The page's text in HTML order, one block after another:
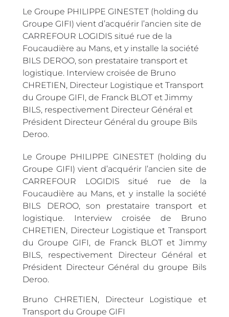
Le Groupe PHILIPPE GINESTET (holding du
Groupe GIFI) vient d’acquérir l’ancien site de
CARREFOUR LOGIDIS situé rue de la
Foucaudière au Mans, et y installe la société
BILS DEROO, son prestataire transport et
logistique. Interview croisée de Bruno
CHRETIEN, Directeur Logistique et Transport
du Groupe GIFI, de Franck BLOT et Jimmy
BILS, respectivement Directeur Général et
Président Directeur Général du groupe Bils
Deroo.
Le Groupe PHILIPPE GINESTET (holding du
Groupe GIFI) vient d’acquérir l’ancien site de
CARREFOUR LOGIDIS situé rue de la
Foucaudière au Mans, et y installe la société
BILS DEROO, son prestataire transport et
logistique. Interview croisée de Bruno
CHRETIEN, Directeur Logistique et Transport
du Groupe GIFI, de Franck BLOT et Jimmy
BILS, respectivement Directeur Général et
Président Directeur Général du groupe Bils
Deroo.
Bruno CHRETIEN, Directeur Logistique et
Transport du Groupe GIFI